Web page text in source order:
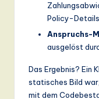
Policy-Details
Anspruchs-
ausgelöst
Das Ergebnis? Ein
statisches Bild
mit dem